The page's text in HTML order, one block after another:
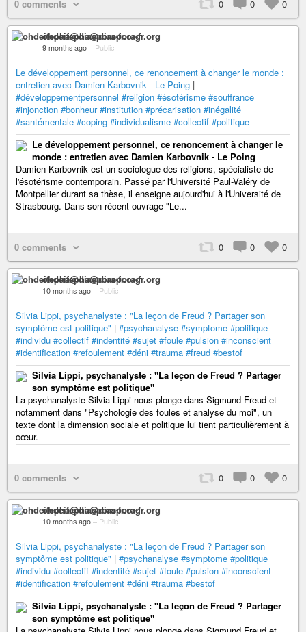
0 comments 0 0 0
ohdeifepha@diaspora-fr.org
9 months ago – Public
Le développement personnel, ce renoncement à changer le monde :
entretien avec Damien Karbovnik - Le Poing |
#développementpersonnel #religion #ésotérisme #souffrance
#injonction #bonheur #institution #précarisation #inégalité
#santémentale #coping #individualisme #collectif #politique
Le développement personnel, ce renoncement à changer le
monde : entretien avec Damien Karbovnik - Le Poing
Damien Karbovnik est un sociologue des religions, spécialiste de
l'ésotérisme contemporain. Passé par l'Université Paul-Valéry de
Montpellier durant sa thèse, il enseigne aujourd'hui à l'Université de
Strasbourg. Dans son récent ouvrage "Le...
0 comments 0 0 0
ohdeifepha@diaspora-fr.org
10 months ago – Public
Silvia Lippi, psychanalyste : "La leçon de Freud ? Partager son
symptôme est politique" | #psychanalyse #symptome #politique
#individu #collectif #indentité #sujet #foule #pulsion #inconscient
#identification #refoulement #déni #trauma #freud #bestof
Silvia Lippi, psychanalyste : "La leçon de Freud ? Partager
son symptôme est politique"
La psychanalyste Silvia Lippi nous plonge dans Sigmund Freud et
notamment dans "Psychologie des foules et analyse du moi", un
texte dont la dimension sociale et politique lui tient particulièrement à
cœur.
0 comments 0 0 0
ohdeifepha@diaspora-fr.org
10 months ago – Public
Silvia Lippi, psychanalyste : "La leçon de Freud ? Partager son
symptôme est politique" | #psychanalyse #symptome #politique
#individu #collectif #indentité #sujet #foule #pulsion #inconscient
#identification #refoulement #déni #trauma #bestof
Silvia Lippi, psychanalyste : "La leçon de Freud ? Partager
son symptôme est politique"